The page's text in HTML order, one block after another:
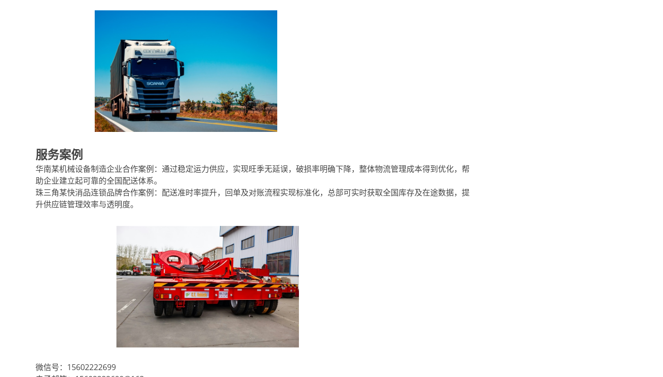
服务案例
华南某机械设备制造企业合作案例：通过稳定运力供应，实现旺季无延误，破损率明确下降，整体物流管理成本得到优化，帮
助企业建立起可靠的全国配送体系。
珠三角某快消品连锁品牌合作案例：配送准时率提升，回单及对账流程实现标准化，总部可实时获取全国库存及在途数据，提
升供应链管理效率与透明度。
微信号：15602222699